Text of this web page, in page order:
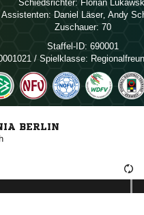
Schiedsrichter: 
Assistenten:  , 
Zuschauer: 70
Staffel-ID: 690001
/ Spielklasse:
BERLIN